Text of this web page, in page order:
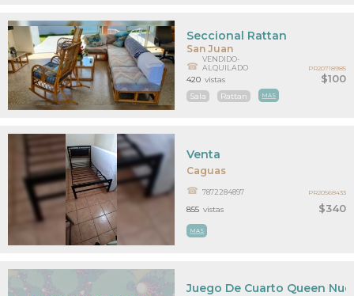
San Juan
$100
Seccional Rattan
VENDIDO-
ALQUILADO
Sala Rattan MAS
420 vistas
PR20718985
Caguas
$340
Venta
7872284897
MAS
855 vistas
PR20568433
Juego De Cuarto Queen